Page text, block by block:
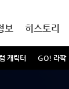
캐릭터 GO! 라팍
보 히스토리